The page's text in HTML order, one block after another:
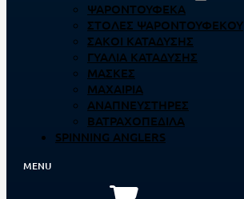
ΨΑΡΟΝΤΟΎΦΕΚΑ
ΣΤΟΛΈΣ ΨΑΡΟΝΤΟΎΦΕΚΟΥ
ΣΆΚΟΙ ΚΑΤΆΔΥΣΗΣ
ΓΥΑΛΙΆ ΚΑΤΆΔΥΣΗΣ
ΜΆΣΚΕΣ
ΜΑΧΑΊΡΙΑ
ΑΝΑΠΝΕΥΣΤΉΡΕΣ
ΒΑΤΡΑΧΟΠΈΔΙΛΑ
SPINNING ANGLERS